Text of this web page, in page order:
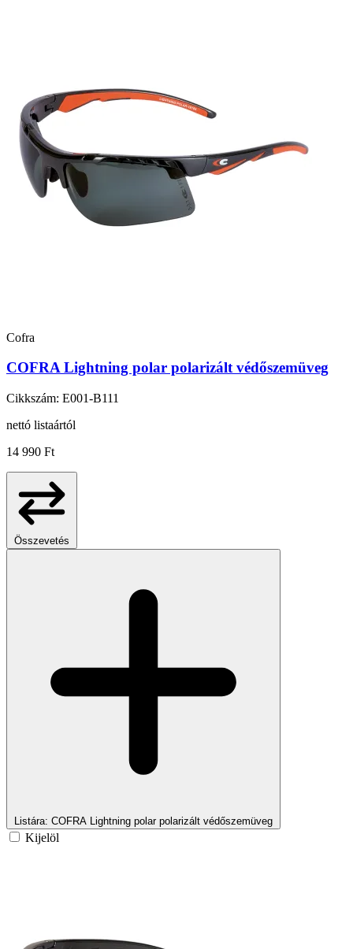
Cofra
COFRA Lightning polar polarizált védőszemüveg
Cikkszám: E001-B111
nettó listaártól
14 990 Ft
Összevetés
Listára: COFRA Lightning polar polarizált védőszemüveg
Kijelöl